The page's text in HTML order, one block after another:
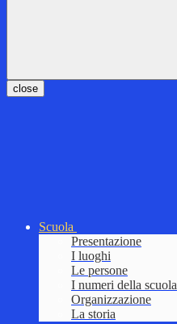
close
Scuola
Presentazione
I luoghi
Le persone
I numeri della scuola
Organizzazione
La storia